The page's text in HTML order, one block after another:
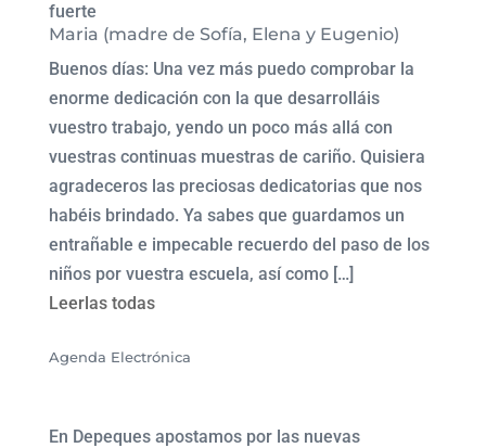
fuerte
Maria (madre de Sofía, Elena y Eugenio)
Buenos días: Una vez más puedo comprobar la
enorme dedicación con la que desarrolláis
vuestro trabajo, yendo un poco más allá con
vuestras continuas muestras de cariño. Quisiera
agradeceros las preciosas dedicatorias que nos
habéis brindado. Ya sabes que guardamos un
entrañable e impecable recuerdo del paso de los
niños por vuestra escuela, así como […]
Leerlas todas
Agenda Electrónica
En Depeques apostamos por las nuevas